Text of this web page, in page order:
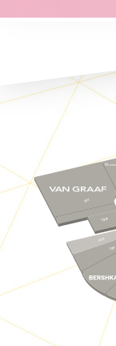
130
129
101
134